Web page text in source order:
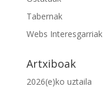
Tabernak
Webs Interesgarriak
Artxiboak
2026(e)ko uztaila